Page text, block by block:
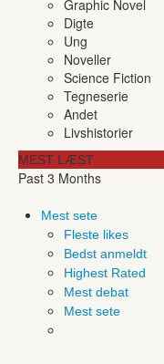
Graphic Novel
Digte
Ung
Noveller
Science Fiction
Tegneserie
Andet
Livshistorier
MEST LÆST
Past 3 Months
Mest sete
Fleste likes
Bedst anmeldt
Highest Rated
Mest debat
Mest sete